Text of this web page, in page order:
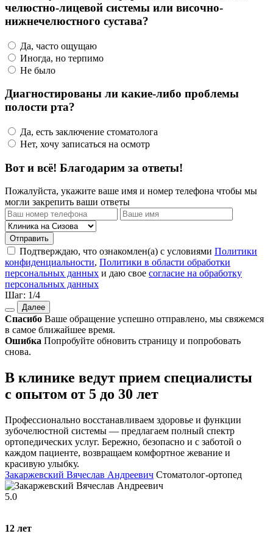
челюстно-лицевой системы или височно-
нижнечелюстного сустава?
Да, часто ощущаю
Иногда, но терпимо
Не было
Диагностированы ли какие-либо проблемы
полости рта?
Да, есть заключение стоматолога
Нет, хочу записаться на осмотр
Вот и всё! Благодарим за ответы!
Пожалуйста, укажите ваше имя и номер телефона чтобы мы
могли закрепить ваши ответы
Отправить
Подтверждаю, что ознакомлен(а) с условиями Политики
конфиденциальности, Политики в области обработки
персональных данных и даю свое согласие на обработку
персональных данных
Шаг: 1/4
Далее
Спасибо Ваше обращение успешно отправлено, мы свяжемся
в самое ближайшее время.
Ошибка Попробуйте обновить страницу и попробовать
снова.
В клинике ведут прием специалисты
с опытом от 5 до 30 лет
Профессионально восстанавливаем здоровье и функции
зубочелюстной системы — предлагаем полный спектр
ортопедических услуг. Бережно, безопасно и с заботой о
каждом пациенте, возвращаем комфортное жевание и
красивую улыбку.
Закаржевский Вячеслав Андреевич Стоматолог-ортопед
5.0
12 лет